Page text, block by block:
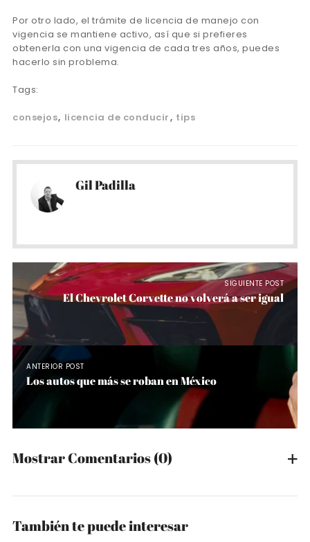
Por otro lado, el trámite de licencia de manejo con
vigencia se mantiene activo, así que si prefieres
obtenerla con una vigencia de cada tres años, puedes
hacerlo sin problema.
Tags:
consejos licencia de conducir tips
Gil Padilla
SIGUIENTE POST
El Chevrolet Corvette no volverá a ser igual
ANTERIOR POST
Los autos que más se roban en México
Mostrar Comentarios(0)
También te puede interesar